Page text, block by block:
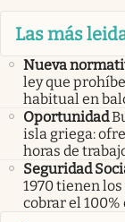
Las más
Nueva
ley que
habitual en
Oportunidad
isla griega:
horas de
Seguridad
1970 tienen
cobrar el